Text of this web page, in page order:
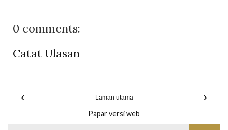
0 comments:
Catat Ulasan
‹ ›
Laman utama
Papar versi web